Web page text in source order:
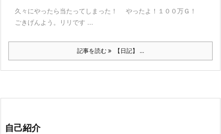
久々にやったら当たってしまった！ やったよ！１００万Ｇ！
ごきげんよう。リリです ...
記事を読む 【日記】 ...
自己紹介